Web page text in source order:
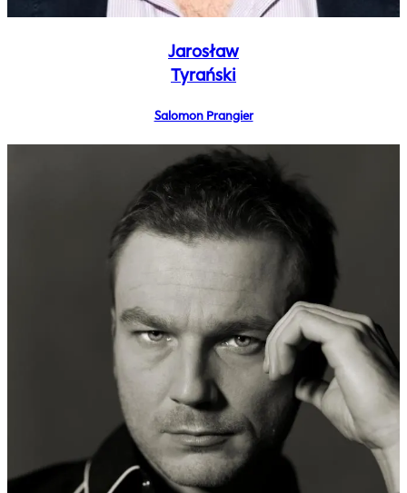
Jarosław
Tyrański
Salomon Prangier